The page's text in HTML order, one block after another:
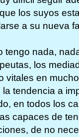
los suyos
a su nueva
tengo nada,
los
vitales en
tendencia a
en todos los
capaces de
de no